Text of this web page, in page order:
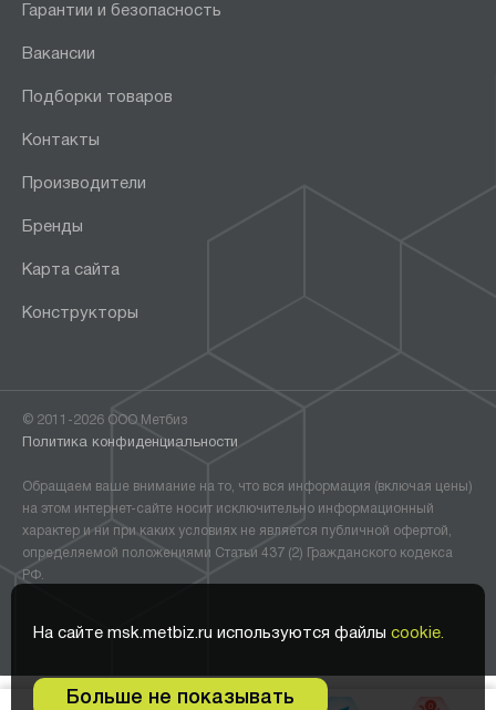
0
На сайте msk.metbiz.ru используются файлы cookie.
Больше не показывать
Гарантии и безопасность
Вакансии
Подборки товаров
Контакты
Производители
Бренды
Карта сайта
Конструкторы
© 2011-2026 ООО Метбиз
Политика конфиденциальности
Обращаем ваше внимание на то, что вся информация (включая цены)
на этом интернет-сайте носит исключительно информационный
характер и ни при каких условиях не является публичной офертой,
определяемой положениями Статьи 437 (2) Гражданского кодекса
РФ.